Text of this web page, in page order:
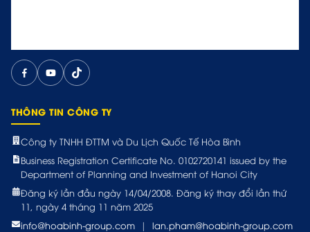
THÔNG TIN CÔNG TY
Công ty TNHH ĐTTM và Du Lịch Quốc Tế Hòa Bình
Business Registration Certificate No. 0102720141 issued by the
Department of Planning and Investment of Hanoi City
Đăng ký lần đầu ngày 14/04/2008. Đăng ký thay đổi lần thứ
11, ngày 4 tháng 11 năm 2025
info@hoabinh-group.com
|
lan.pham@hoabinh-group.com